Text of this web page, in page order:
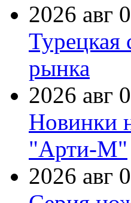
2026 авг
Турецкая
рынка
2026 авг
Новинки
"Арти-М"
2026 авг